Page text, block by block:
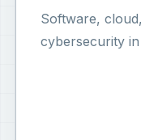
Software,
cybersecurity